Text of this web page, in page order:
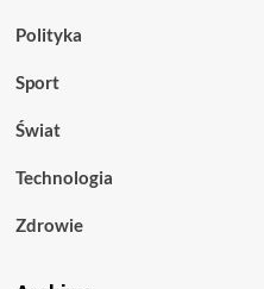
Polityka
Sport
Świat
Technologia
Zdrowie